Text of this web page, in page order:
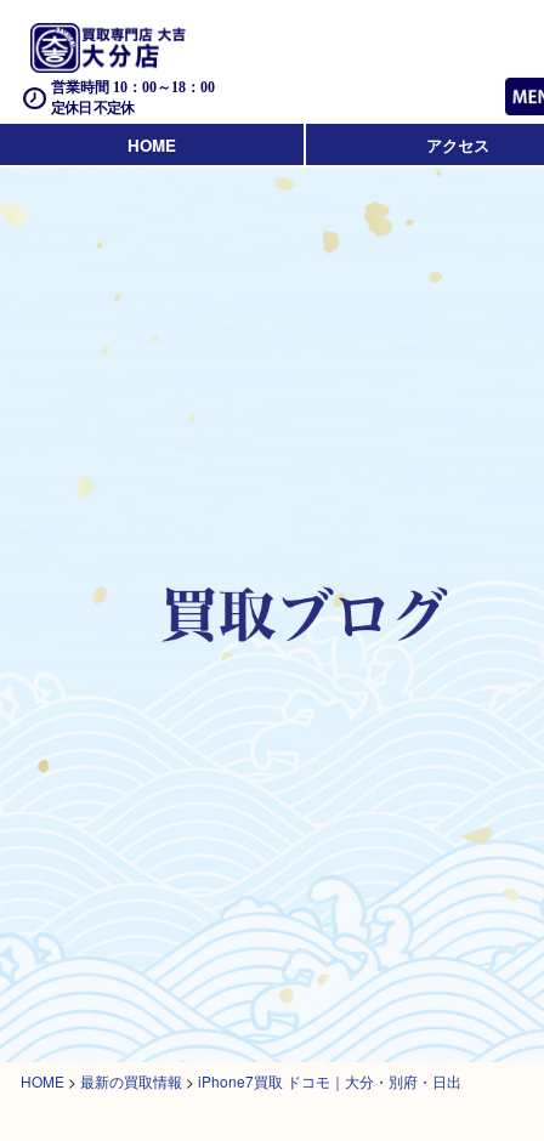
営業時間 10：00～18：00
定休日 不定休
HOME アクセス